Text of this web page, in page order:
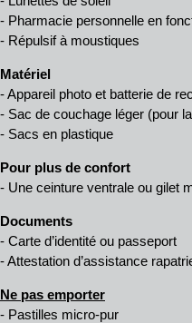
- Pharmacie personnelle en
- Répulsif à moustiques
Matériel
- Appareil photo et batterie de
- Sac de couchage léger (pour
- Sacs en plastique
Pour plus de confort
- Une ceinture ventrale ou gilet
Documents
- Carte d’identité ou passeport
- Attestation d’assistance
Ne pas emporter
- Pastilles micro-pur